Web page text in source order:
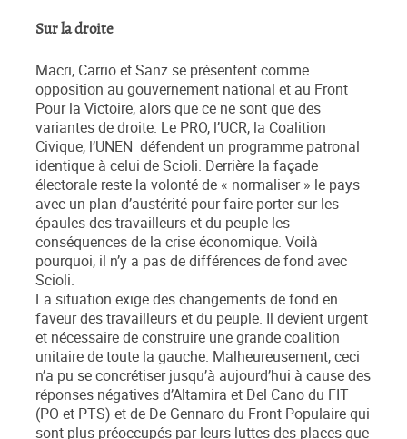
Sur la droite
Macri, Carrio et Sanz se présentent comme
opposition au gouvernement national et au Front
Pour la Victoire, alors que ce ne sont que des
variantes de droite. Le PRO, l’UCR, la Coalition
Civique, l’UNEN défendent un programme patronal
identique à celui de Scioli. Derrière la façade
électorale reste la volonté de « normaliser » le pays
avec un plan d’austérité pour faire porter sur les
épaules des travailleurs et du peuple les
conséquences de la crise économique. Voilà
pourquoi, il n’y a pas de différences de fond avec
Scioli.
La situation exige des changements de fond en
faveur des travailleurs et du peuple. Il devient urgent
et nécessaire de construire une grande coalition
unitaire de toute la gauche. Malheureusement, ceci
n’a pu se concrétiser jusqu’à aujourd’hui à cause des
réponses négatives d’Altamira et Del Cano du FIT
(PO et PTS) et de De Gennaro du Front Populaire qui
sont plus préoccupés par leurs luttes des places que